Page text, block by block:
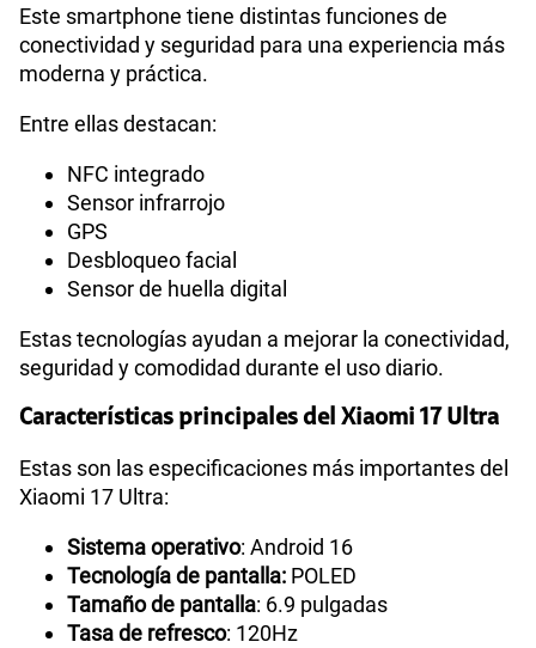
Este smartphone tiene distintas funciones de
conectividad y seguridad para una experiencia más
moderna y práctica.
Entre ellas destacan:
NFC integrado
Sensor infrarrojo
GPS
Desbloqueo facial
Sensor de huella digital
Estas tecnologías ayudan a mejorar la conectividad,
seguridad y comodidad durante el uso diario.
Características principales del Xiaomi 17 Ultra
Estas son las especificaciones más importantes del
Xiaomi 17 Ultra:
Sistema operativo: Android 16
Tecnología de pantalla: POLED
Tamaño de pantalla: 6.9 pulgadas
Tasa de refresco: 120Hz